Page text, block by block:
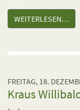
WEITERLESEN…
FREITAG, 18.
Kraus